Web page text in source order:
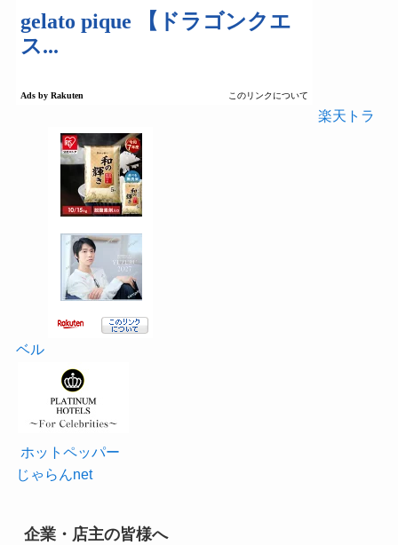
楽天トラ
ベル
ホットペッパー
じゃらんnet
企業・店主の皆様へ